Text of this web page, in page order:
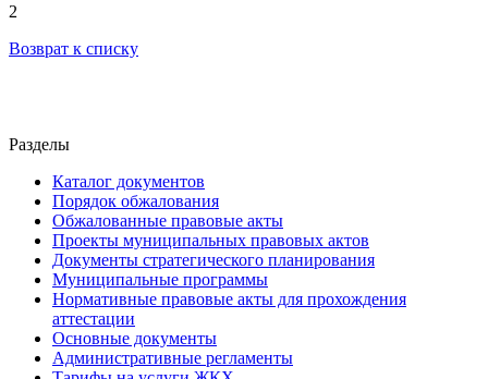
2
Возврат к списку
Разделы
Каталог документов
Порядок обжалования
Обжалованные правовые акты
Проекты муниципальных правовых актов
Документы стратегического планирования
Муниципальные программы
Нормативные правовые акты для прохождения
аттестации
Основные документы
Административные регламенты